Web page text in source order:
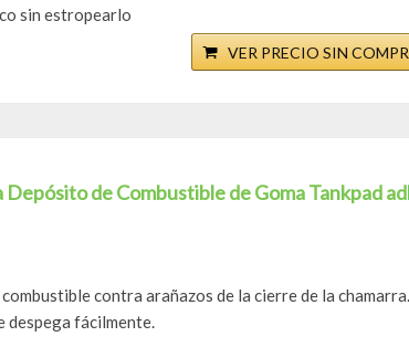
sin estropearlo
VER PRECIO SIN
de Combustible de Goma Tankpad
contra arañazos de la cierre de la chamarra.
despega fácilmente.